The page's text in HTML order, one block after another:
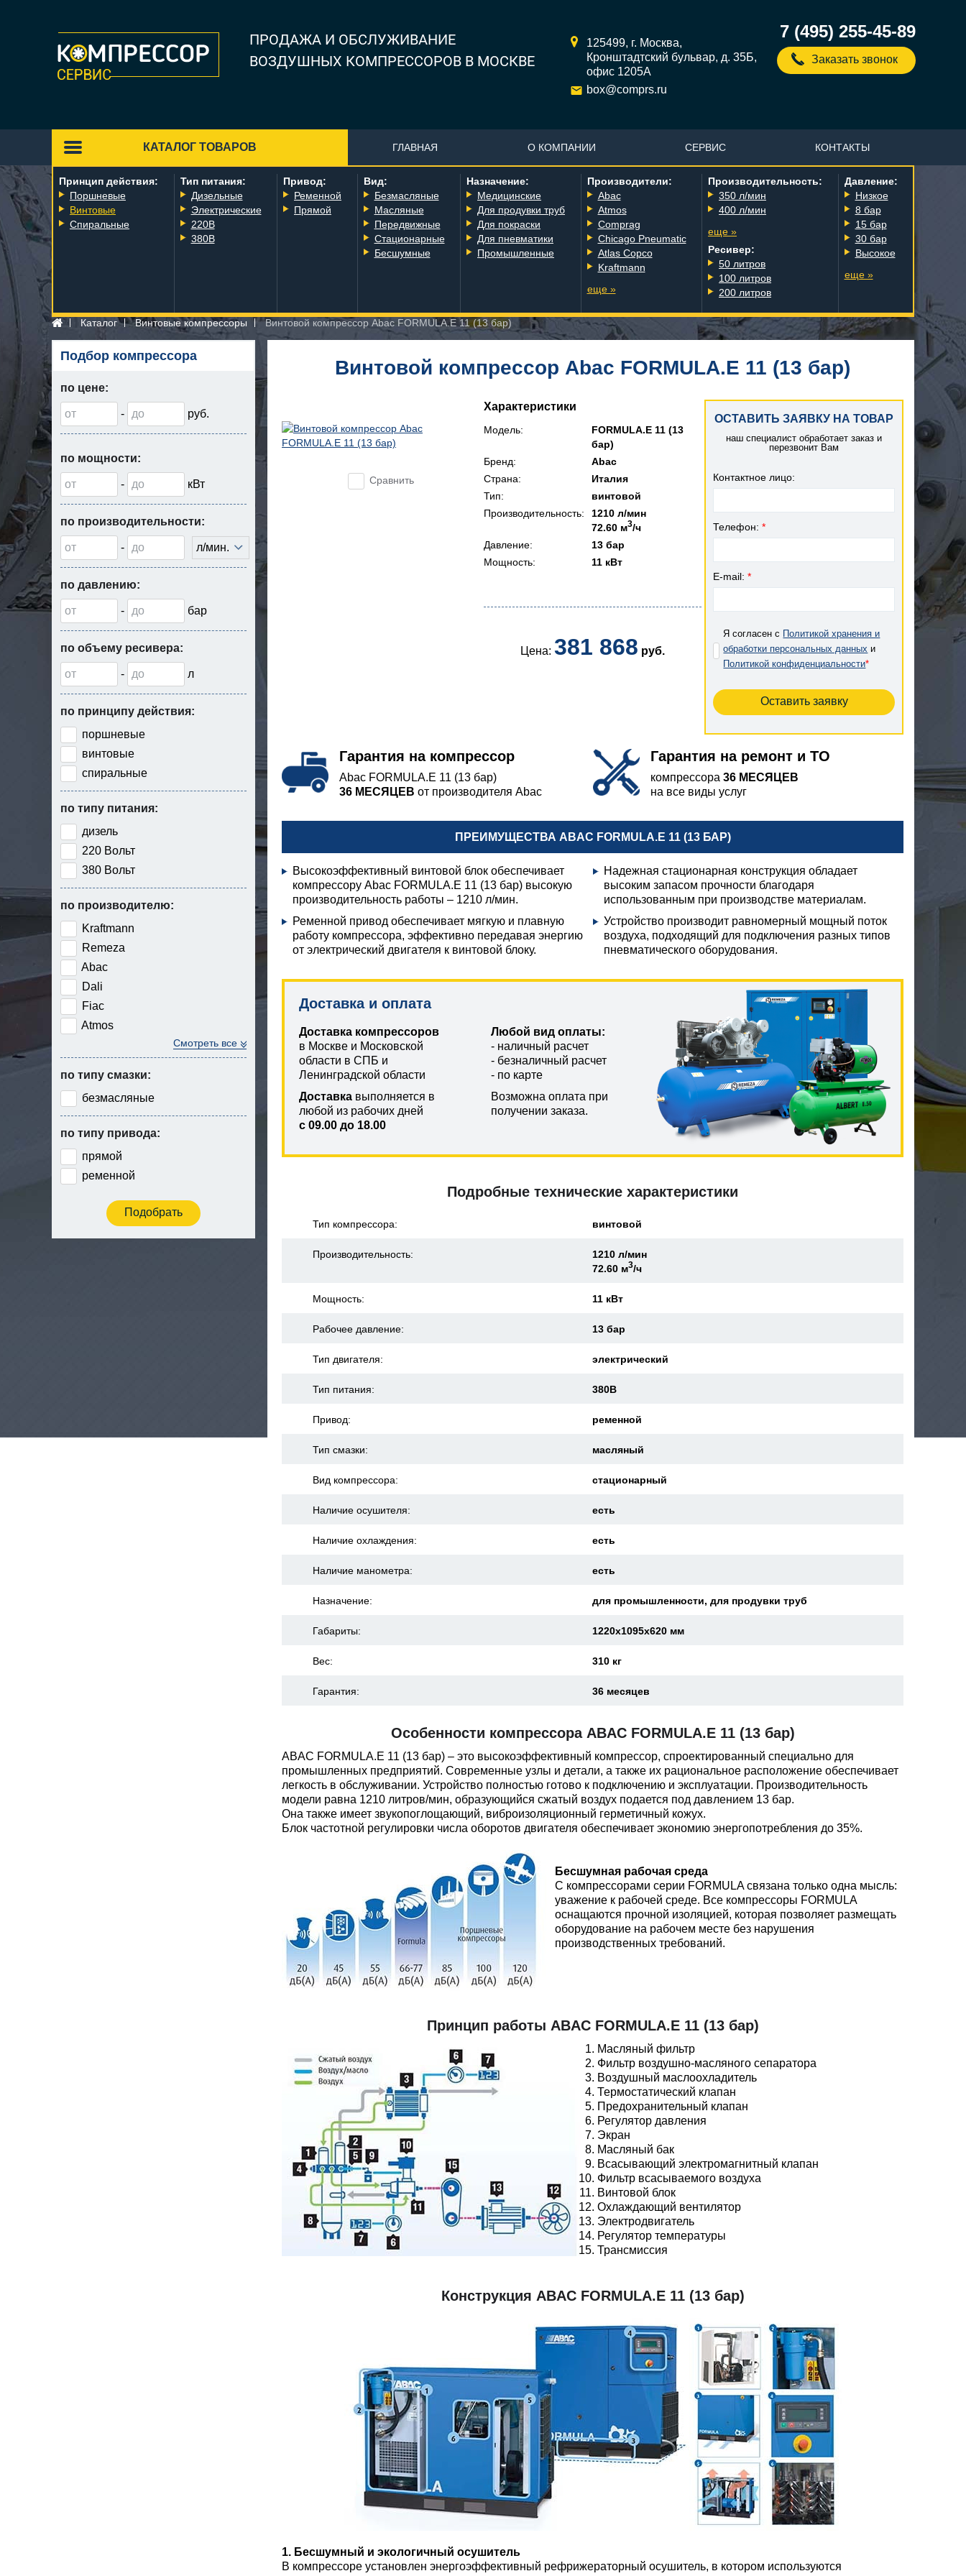
ПРОДАЖА И ОБСЛУЖИВАНИЕ
ВОЗДУШНЫХ КОМПРЕССОРОВ В МОСКВЕ
125499, г. Москва,
Кронштадтский бульвар, д. 35Б,
офис 1205А
box@comprs.ru
7 (495) 255-45-89
Заказать звонок
ГЛАВНАЯ
КАТАЛОГ ТОВАРОВ
Принцип действия:
Поршневые
Винтовые
Спиральные
Тип питания:
Дизельные
Электрические
220В
380В
Привод:
Ременной
Прямой
Вид:
Безмасляные
Масляные
Передвижные
Стационарные
Бесшумные
Назначение:
Медицинские
Для продувки труб
Для покраски
Для пневматики
Промышленные
Производители:
Abac
Atmos
Comprag
Chicago Pneumatic
Atlas Copco
Kraftmann
еще »
Производительность:
350 л/мин
400 л/мин
еще »
Ресивер:
50 литров
100 литров
200 литров
Давление:
Низкое
8 бар
15 бар
30 бар
Высокое
еще »
О КОМПАНИИ СЕРВИС КОНТАКТЫ
Каталог Винтовые компрессоры Винтовой компрессор Abac FORMULA.E 11 (13 бар)
Подбор компрессора
по цене:
- руб.
по мощности:
- кВт
по производительности:
- л/мин.
по давлению:
- бар
по объему ресивера:
- л
по принципу действия:
поршневые
винтовые
спиральные
по типу питания:
дизель
220 Вольт
380 Вольт
по производителю:
Kraftmann
Remeza
Abac
Dali
Fiac
Atmos
Смотреть все
по типу смазки:
безмасляные
по типу привода:
прямой
ременной
Винтовой компрессор Abac FORMULA.E 11 (13 бар)
Сравнить
Характеристики
Модель:
FORMULA.E 11 (13
бар)
Бренд:
Abac
Страна:
Италия
Тип:
винтовой
Производительность:
1210 л/мин
72.60 м3/ч
Давление:
13 бар
Мощность:
11 кВт
Цена: 381 868 руб.
ОСТАВИТЬ ЗАЯВКУ НА ТОВАР
наш специалист обработает заказ и
перезвонит Вам
Контактное лицо:
Телефон:*
E-mail:*
Я согласен с Политикой хранения и
обработки персональных данных и
Политикой конфиденциальности*
Гарантия на компрессор
Abac FORMULA.E 11 (13 бар)
36 МЕСЯЦЕВ от производителя Abac
Гарантия на ремонт и ТО
компрессора 36 МЕСЯЦЕВ
на все виды услуг
ПРЕИМУЩЕСТВА ABAC FORMULA.E 11 (13 БАР)
Высокоэффективный винтовой блок обеспечивает
компрессору Abac FORMULA.E 11 (13 бар) высокую
производительность работы – 1210 л/мин.
Ременной привод обеспечивает мягкую и плавную
работу компрессора, эффективно передавая энергию
от электрический двигателя к винтовой блоку.
Надежная стационарная конструкция обладает
высоким запасом прочности благодаря
использованным при производстве материалам.
Устройство производит равномерный мощный поток
воздуха, подходящий для подключения разных типов
пневматического оборудования.
Доставка и оплата
Доставка компрессоров
в Москве и Московской
области в СПБ и
Ленинградской области
Доставка выполняется в
любой из рабочих дней
с 09.00 до 18.00
Любой вид оплаты:
- наличный расчет
- безналичный расчет
- по карте
Возможна оплата при
получении заказа.
Подробные технические характеристики
Тип компрессора: винтовой
Производительность:
1210 л/мин
72.60 м3/ч
Мощность: 11 кВт
Рабочее давление: 13 бар
Тип двигателя: электрический
Тип питания: 380В
Привод: ременной
Тип смазки: масляный
Вид компрессора: стационарный
Наличие осушителя: есть
Наличие охлаждения: есть
Наличие манометра: есть
Назначение: для промышленности, для продувки труб
Габариты: 1220x1095x620 мм
Вес: 310 кг
Гарантия: 36 месяцев
Особенности компрессора ABAC FORMULA.E 11 (13 бар)
ABAC FORMULA.E 11 (13 бар) – это высокоэффективный компрессор, спроектированный специально для
промышленных предприятий. Современные узлы и детали, а также их рациональное расположение обеспечивает
легкость в обслуживании. Устройство полностью готово к подключению и эксплуатации. Производительность
модели равна 1210 литров/мин, образующийся сжатый воздух подается под давлением 13 бар.
Она также имеет звукопоглощающий, виброизоляционный герметичный кожух.
Блок частотной регулировки числа оборотов двигателя обеспечивает экономию энергопотребления до 35%.
Бесшумная рабочая среда
С компрессорами серии FORMULA связана только одна мысль:
уважение к рабочей среде. Все компрессоры FORMULA
оснащаются прочной изоляцией, которая позволяет размещать
оборудование на рабочем месте без нарушения
производственных требований.
Принцип работы ABAC FORMULA.E 11 (13 бар)
Масляный фильтр
Фильтр воздушно-масляного сепаратора
Воздушный маслоохладитель
Термостатический клапан
Предохранительный клапан
Регулятор давления
Экран
Масляный бак
Всасывающий электромагнитный клапан
Фильтр всасываемого воздуха
Винтовой блок
Охлаждающий вентилятор
Электродвигатель
Регулятор температуры
Трансмиссия
Конструкция ABAC FORMULA.E 11 (13 бар)
1. Бесшумный и экологичный осушитель
В компрессоре установлен энергоэффективный рефрижераторный осушитель, в котором используются